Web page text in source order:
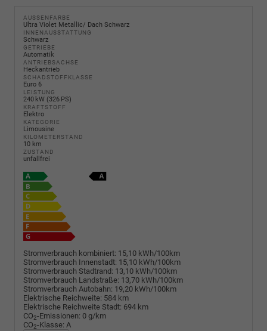
AUSSENFARBE
Ultra Violet Metallic/ Dach Schwarz
INNENAUSSTATTUNG
Schwarz
GETRIEBE
Automatik
ANTRIEBSACHSE
Heckantrieb
SCHADSTOFFKLASSE
Euro 6
LEISTUNG
240 kW (326 PS)
KRAFTSTOFF
Elektro
KATEGORIE
Limousine
KILOMETERSTAND
10 km
ZUSTAND
unfallfrei
Stromverbrauch kombiniert: 15,10 kWh/100km
Stromverbrauch Innenstadt: 15,10 kWh/100km
Stromverbrauch Stadtrand: 13,10 kWh/100km
Stromverbrauch Landstraße: 13,70 kWh/100km
Stromverbrauch Autobahn: 19,20 kWh/100km
Elektrische Reichweite: 584 km
Elektrische Reichweite Stadt: 694 km
CO2-Emissionen: 0 g/km
CO2-Klasse: A